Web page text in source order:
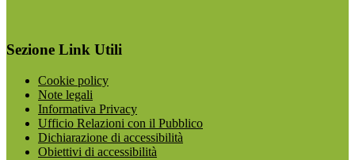
Sezione Link Utili
Cookie policy
Note legali
Informativa Privacy
Ufficio Relazioni con il Pubblico
Dichiarazione di accessibilità
Obiettivi di accessibilità